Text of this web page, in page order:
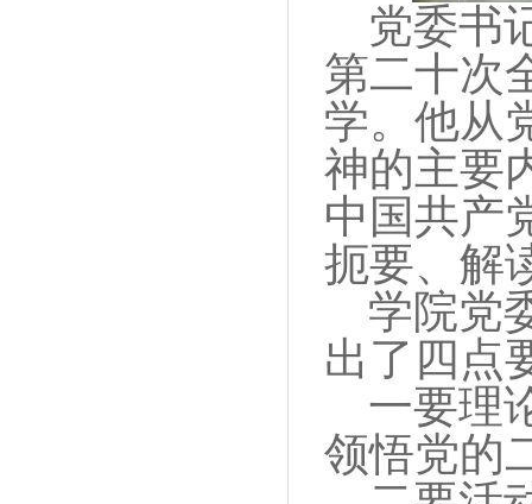
党委书
第二十次
学。他从
神的主要
中国共产
扼要、解
学院党
出了四点
一要理
领悟党的